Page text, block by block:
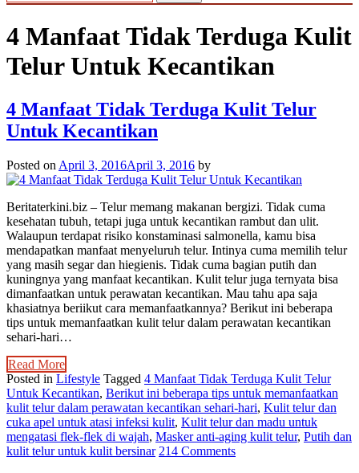
4 Manfaat Tidak Terduga Kulit
Telur Untuk Kecantikan
4 Manfaat Tidak Terduga Kulit Telur
Untuk Kecantikan
Posted on April 3, 2016April 3, 2016 by
Beritaterkini.biz – Telur memang makanan bergizi. Tidak cuma
kesehatan tubuh, tetapi juga untuk kecantikan rambut dan ulit.
Walaupun terdapat risiko konstaminasi salmonella, kamu bisa
mendapatkan manfaat menyeluruh telur. Intinya cuma memilih telur
yang masih segar dan hiegienis. Tidak cuma bagian putih dan
kuningnya yang manfaat kecantikan. Kulit telur juga ternyata bisa
dimanfaatkan untuk perawatan kecantikan. Mau tahu apa saja
khasiatnya beriikut cara memanfaatkannya? Berikut ini beberapa
tips untuk memanfaatkan kulit telur dalam perawatan kecantikan
sehari-hari…
Read More
Posted in Lifestyle Tagged 4 Manfaat Tidak Terduga Kulit Telur
Untuk Kecantikan, Berikut ini beberapa tips untuk memanfaatkan
kulit telur dalam perawatan kecantikan sehari-hari, Kulit telur dan
cuka apel untuk atasi infeksi kulit, Kulit telur dan madu untuk
mengatasi flek-flek di wajah, Masker anti-aging kulit telur, Putih dan
kulit telur untuk kulit bersinar 214 Comments